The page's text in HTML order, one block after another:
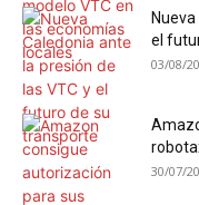
el
03/08/
30/07/